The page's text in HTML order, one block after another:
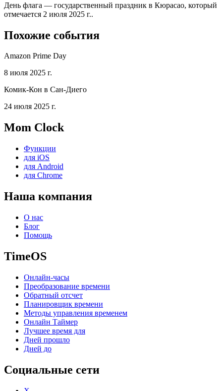
День флага — государственный праздник в Кюрасао, который
отмечается 2 июля 2025 г..
Похожие события
Amazon Prime Day
8 июля 2025 г.
Комик-Кон в Сан-Диего
24 июля 2025 г.
Mom Clock
Функции
для iOS
для Android
для Chrome
Наша компания
О нас
Блог
Помощь
TimeOS
Онлайн-часы
Преобразование времени
Обратный отсчет
Планировщик времени
Методы управления временем
Онлайн Таймер
Лучшее время для
Дней прошло
Дней до
Социальные сети